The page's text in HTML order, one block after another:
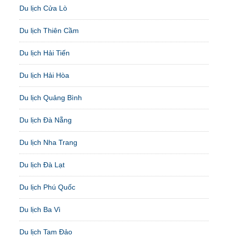
Du lịch Cửa Lò
Du lịch Thiên Cầm
Du lịch Hải Tiến
Du lịch Hải Hòa
Du lịch Quảng Bình
Du lịch Đà Nẵng
Du lịch Nha Trang
Du lịch Đà Lạt
Du lịch Phú Quốc
Du lịch Ba Vì
Du lịch Tam Đảo